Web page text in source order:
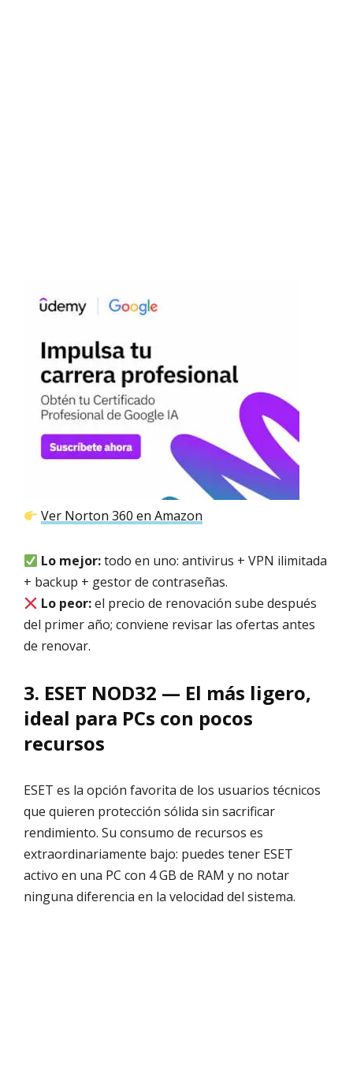
Ver Norton 360 en Amazon
Lo mejor:todo en uno: antivirus + VPN ilimitada
+ backup + gestor de contraseñas.
Lo peor:el precio de renovación sube después
del primer año; conviene revisar las ofertas antes
de renovar.
3. ESET NOD32 — El más ligero,
ideal para PCs con pocos
recursos
ESET es la opción favorita de los usuarios técnicos
que quieren protección sólida sin sacrificar
rendimiento. Su consumo de recursos es
extraordinariamente bajo: puedes tener ESET
activo en una PC con 4 GB de RAM y no notar
ninguna diferencia en la velocidad del sistema.